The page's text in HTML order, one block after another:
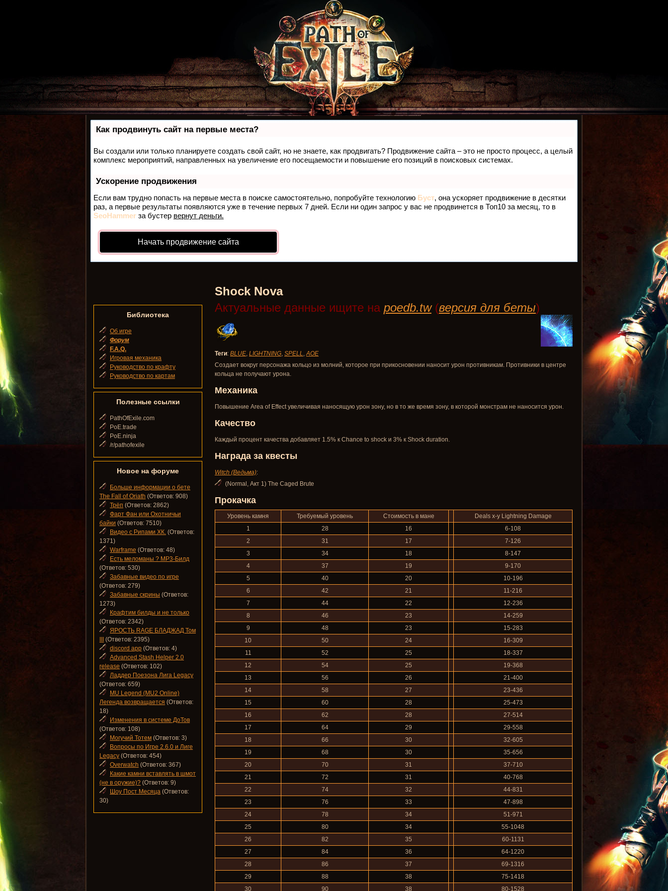
Как продвинуть сайт на первые места?
Вы создали или только планируете создать свой сайт, но не знаете, как продвигать? Продвижение сайта – это не просто процесс, а целый
комплекс мероприятий, направленных на увеличение его посещаемости и повышение его позиций в поисковых системах.
Ускорение продвижения
Если вам трудно попасть на первые места в поиске самостоятельно, попробуйте технологию Буст, она ускоряет продвижение в десятки
раз, а первые результаты появляются уже в течение первых 7 дней. Если ни один запрос у вас не продвинется в Топ10 за месяц, то в
SeoHammer за бустер вернут деньги.
Начать продвижение сайта
Shock Nova
Актуальные данные ищите на poedb.tw(версия для беты)
Теги: BLUE, LIGHTNING, SPELL,AOE
Создает вокруг персонажа кольцо из молний, которое при прикосновении наносит урон противникам. Противники в центре
кольца не получают урона.
Механика
Повышение Area of Effect увеличивая наносящую урон зону, но в то же время зону, в которой монстрам не наносится урон.
Качество
Каждый процент качества добавляет 1.5% к Chance to shock и 3% к Shock duration.
Награда за квесты
Witch (Ведьма):
(Normal, Акт 1) The Caged Brute
Прокачка
Уровень камня Требуемый уровень Стоимость в мане
Deals x-y Lightning Damage
1
28 16
6-108
2
31 17
7-126
3
34 18
8-147
4
37 19
9-170
5
40 20
10-196
6
42 21
11-216
7
44 22
12-236
8
46 23
14-259
9
48 23
15-283
10
50 24
16-309
11
52 25
18-337
12
54 25
19-368
13
56 26
21-400
14
58 27
23-436
15
60 28
25-473
16
62 28
27-514
17
64 29
29-558
18
66 30
32-605
19
68 30
35-656
20
70 31
37-710
21
72 31
40-768
22
74 32
44-831
23
76 33
47-898
24
78 34
51-971
25
80 34
55-1048
26
82 35
60-1131
27
84 36
64-1220
28
86 37
69-1316
29
88 38
75-1418
30
90 38 80-1528
Библиотека
Об игре
Форум
F.A.Q.
Игровая механика
Руководство по крафту
Руководство по картам
Полезные ссылки
PathOfExile.com
PoE.trade
PoE.ninja
/r/pathofexile
Новое на форуме
Больше информации о бете
The Fall of Oriath (Ответов: 908)
Трёп (Ответов: 2862)
Фарт Фан или Охотничьи
байки (Ответов: 7510)
Видео с Рипами ХК. (Ответов:
1371)
Warframe (Ответов: 48)
Есть меломаны ? MP3-Билд
(Ответов: 530)
Забавные видео по игре
(Ответов: 279)
Забавные скрины (Ответов:
1273)
Крафтим билды и не только
(Ответов: 2342)
ЯРОСТЬ RAGE БЛАДЖАД Том
(Ответов: 2395)
discord app (Ответов: 4)
Advanced Stash Helper 2.0
release (Ответов: 102)
Ладдер Поезона Лига Legacy
(Ответов: 659)
MU Legend (MU2 Online)
Легенда возвращается (Ответов:
18)
Изменения в системе ДоТов
(Ответов: 108)
Могучий Тотем (Ответов: 3)
Вопросы по Игре 2.6.0 и Лиге
Legacy (Ответов: 454)
Overwatch (Ответов: 367)
Какие камни вставлять в шмот
(не в оружие)? (Ответов: 9)
Шоу Пост Месяца (Ответов:
30)